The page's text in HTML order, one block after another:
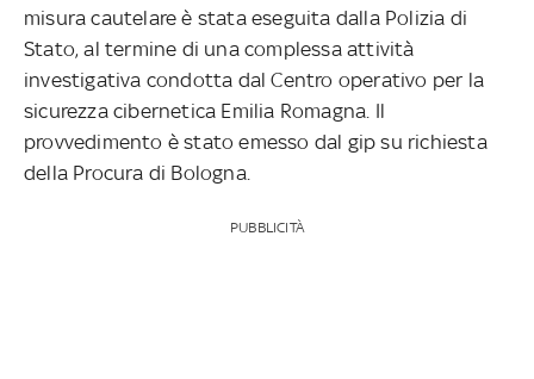
misura cautelare è stata eseguita dalla Polizia di
Stato, al termine di una complessa attività
investigativa condotta dal Centro operativo per la
sicurezza cibernetica Emilia Romagna. Il
provvedimento è stato emesso dal gip su richiesta
della Procura di Bologna.
PUBBLICITÀ